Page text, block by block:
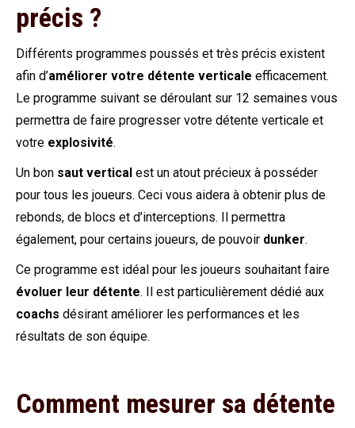
précis ?
Différents programmes poussés et très précis existent
afin d’améliorer votre détente verticale efficacement.
Le programme suivant se déroulant sur 12 semaines vous
permettra de faire progresser votre détente verticale et
votre explosivité.
Un bon saut vertical est un atout précieux à posséder
pour tous les joueurs. Ceci vous aidera à obtenir plus de
rebonds, de blocs et d’interceptions. Il permettra
également, pour certains joueurs, de pouvoir dunker.
Ce programme est idéal pour les joueurs souhaitant faire
évoluer leur détente. Il est particulièrement dédié aux
coachs désirant améliorer les performances et les
résultats de son équipe.
Comment mesurer sa détente